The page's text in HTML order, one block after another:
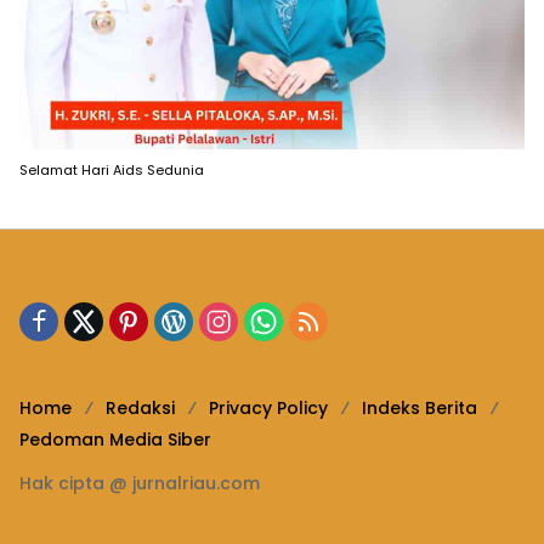
Selamat Hari Aids Sedunia
Home Redaksi Privacy Policy
Indeks Berita
Pedoman Media Siber
Hak cipta @ jurnalriau.com